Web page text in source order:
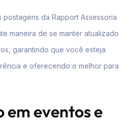
postagens da Rapport Assessoria
maneira de se manter atualizado
garantindo que você esteja
e oferecendo o melhor para
eventos e